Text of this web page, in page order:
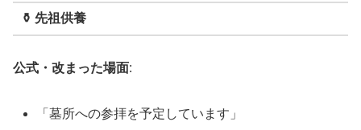
⚱️ 先祖供養
公式・改まった場面:
「墓所への参拝を予定しています」